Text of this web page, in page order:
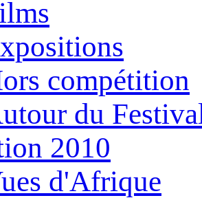
compétition
du
2010
d'Afrique